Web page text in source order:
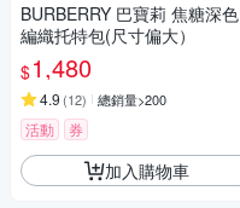
BURBERRY 巴寶莉 焦糖深色
編織托特包(尺寸偏大）
$1,480
4.9 (12) 總銷量>200
活動 券
加入購物車